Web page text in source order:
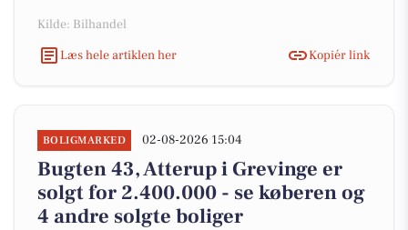
Kilde: Bilhandel
Læs hele artiklen her
Kopiér link
BOLIGMARKED 02-08-2026 15:04
Bugten 43, Atterup i Grevinge er
solgt for 2.400.000 - se køberen og
4 andre solgte boliger